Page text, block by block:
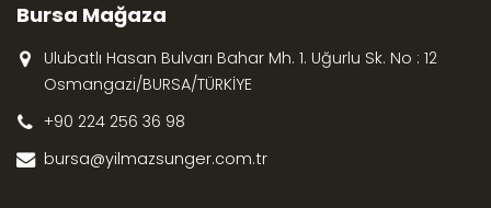
Bursa Mağaza
Ulubatlı Hasan Bulvarı Bahar Mh. 1. Uğurlu Sk. No : 12
Osmangazi/BURSA/TÜRKİYE
+90 224 256 36 98
bursa@yilmazsunger.com.tr